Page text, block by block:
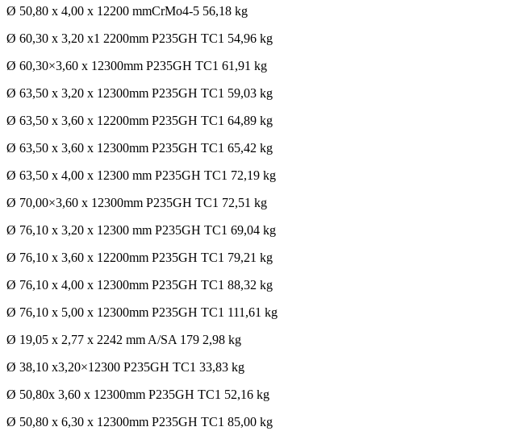
Ø 50,80 x 4,00 x 12200 mmCrMo4-5 56,18 kg
Ø 60,30 x 3,20 x1 2200mm P235GH TC1 54,96 kg
Ø 60,30×3,60 x 12300mm P235GH TC1 61,91 kg
Ø 63,50 x 3,20 x 12300mm P235GH TC1 59,03 kg
Ø 63,50 x 3,60 x 12200mm P235GH TC1 64,89 kg
Ø 63,50 x 3,60 x 12300mm P235GH TC1 65,42 kg
Ø 63,50 x 4,00 x 12300 mm P235GH TC1 72,19 kg
Ø 70,00×3,60 x 12300mm P235GH TC1 72,51 kg
Ø 76,10 x 3,20 x 12300 mm P235GH TC1 69,04 kg
Ø 76,10 x 3,60 x 12200mm P235GH TC1 79,21 kg
Ø 76,10 x 4,00 x 12300mm P235GH TC1 88,32 kg
Ø 76,10 x 5,00 x 12300mm P235GH TC1 111,61 kg
Ø 19,05 x 2,77 x 2242 mm A/SA 179 2,98 kg
Ø 38,10 x3,20×12300 P235GH TC1 33,83 kg
Ø 50,80x 3,60 x 12300mm P235GH TC1 52,16 kg
Ø 50,80 x 6,30 x 12300mm P235GH TC1 85,00 kg